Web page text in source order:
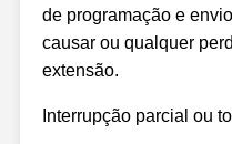
de programação e
causar ou qualquer
extensão.
Interrupção parcial ou